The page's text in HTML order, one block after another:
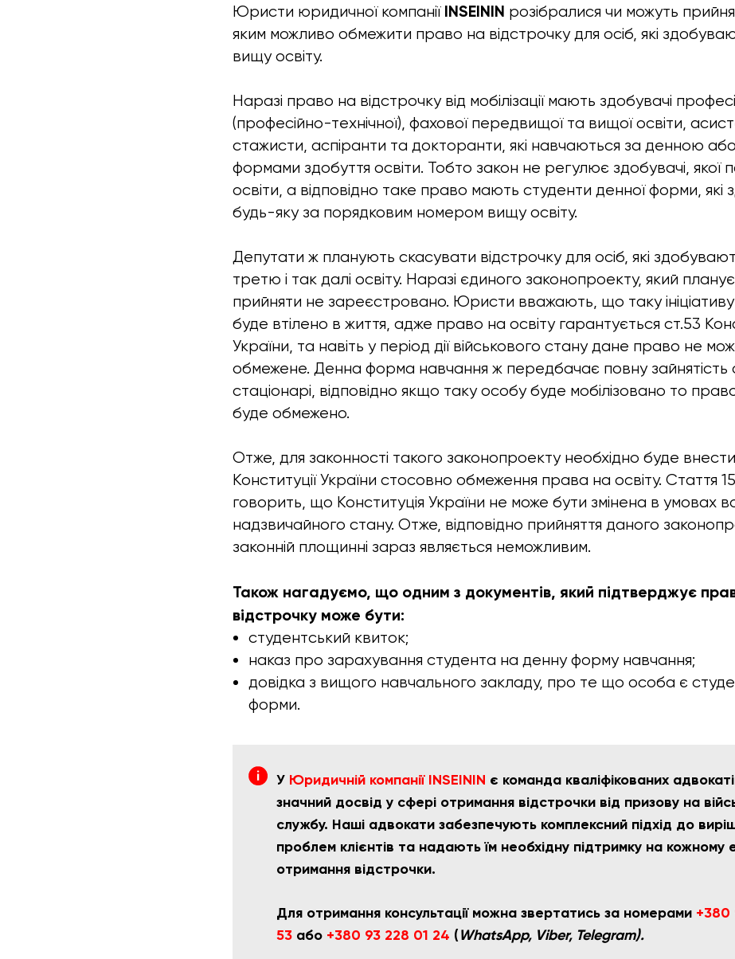
Юристи юридичної компанії INSEININ розібралися чи можуть
яким можливо обмежити право на відстрочку для осіб, які
вищу освіту.
Наразі право на відстрочку від мобілізації мають здобувачі
(професійно-технічної), фахової передвищої та вищої освіти,
стажисти, аспіранти та докторанти, які навчаються за денною
формами здобуття освіти. Тобто закон не регулює здобувачі, якої
освіти, а відповідно таке право мають студенти денної форми, які
будь-яку за порядковим номером вищу освіту.
Депутати ж планують скасувати відстрочку для осіб, які
третю і так далі освіту. Наразі єдиного законопроекту, який
прийняти не зареєстровано. Юристи вважають, що таку
буде втілено в життя, адже право на освіту гарантується ст.53
України, та навіть у період дії військового стану дане право не
обмежене. Денна форма навчання ж передбачає повну зайнятість
стаціонарі, відповідно якщо таку особу буде мобілізовано то
буде обмежено.
Отже, для законності такого законопроекту необхідно буде
Конституції України стосовно обмеження права на освіту. Стаття
говорить, що Конституція України не може бути змінена в умовах
надзвичайного стану. Отже, відповідно прийняття даного
законній площинні зараз являється неможливим.
Також нагадуємо, що одним з документів, який підтверджує
відстрочку може бути:
студентський квиток;
наказ про зарахування студента на денну форму навчання;
довідка з вищого навчального закладу, про те що особа є
форми.
У Юридичній компанії INSEININ є команда кваліфікованих
значний досвід у сфері отримання відстрочки від призову на
службу. Наші адвокати забезпечують комплексний підхід до
проблем клієнтів та надають їм необхідну підтримку на кожному
отримання відстрочки.
Для отримання консультації можна звертатись за номерами +380
53 або +380 93 228 01 24 (WhatsApp, Viber, Telegram).